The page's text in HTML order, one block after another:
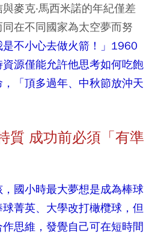
麥克‧馬西米諾的年紀僅差
在不同國家為太空夢而努
不小心去做火箭！」1960
源僅能允許他思考如何吃飽
「頂多過年、中秋節放沖天
質 成功前必須「有準
國小時最大夢想是成為棒球
菁英、大學改打橄欖球，但
思維，發覺自己可在短時間